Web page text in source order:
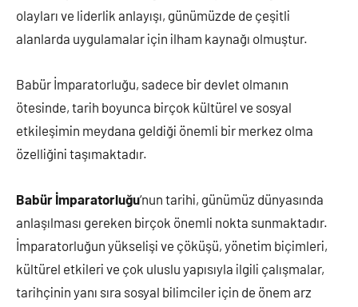
olayları ve liderlik anlayışı, günümüzde de çeşitli
alanlarda uygulamalar için ilham kaynağı olmuştur.
Babür İmparatorluğu, sadece bir devlet olmanın
ötesinde, tarih boyunca birçok kültürel ve sosyal
etkileşimin meydana geldiği önemli bir merkez olma
özelliğini taşımaktadır.
Babür İmparatorluğu‘nun tarihi, günümüz dünyasında
anlaşılması gereken birçok önemli nokta sunmaktadır.
İmparatorluğun yükselişi ve çöküşü, yönetim biçimleri,
kültürel etkileri ve çok uluslu yapısıyla ilgili çalışmalar,
tarihçinin yanı sıra sosyal bilimciler için de önem arz